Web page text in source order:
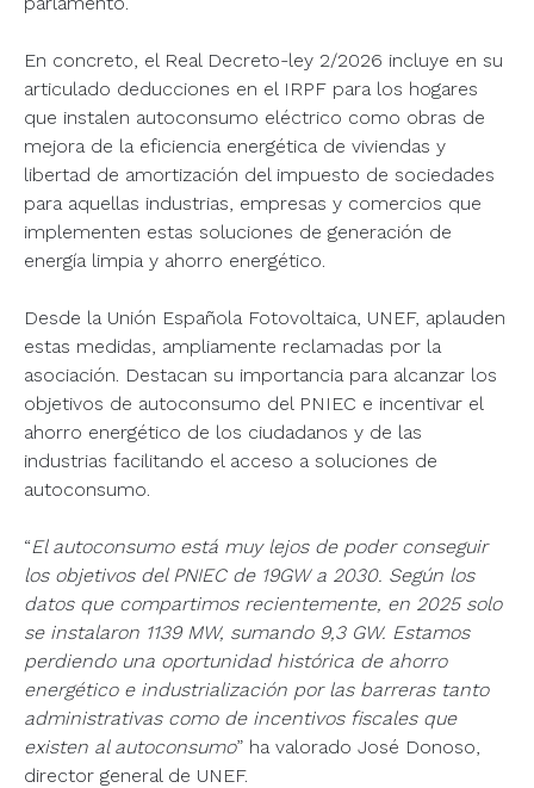
En concreto, el Real Decreto-ley 2/2026 incluye en su
articulado deducciones en el IRPF para los hogares
que instalen autoconsumo eléctrico como obras de
mejora de la eficiencia energética de viviendas y
libertad de amortización del impuesto de sociedades
para aquellas industrias, empresas y comercios que
implementen estas soluciones de generación de
energía limpia y ahorro energético.
Desde la Unión Española Fotovoltaica, UNEF, aplauden
estas medidas, ampliamente reclamadas por la
asociación. Destacan su importancia para alcanzar los
objetivos de autoconsumo del PNIEC e incentivar el
ahorro energético de los ciudadanos y de las
industrias facilitando el acceso a soluciones de
autoconsumo.
“El autoconsumo está muy lejos de poder conseguir
los objetivos del PNIEC de 19GW a 2030. Según los
datos que compartimos recientemente, en 2025 solo
se instalaron 1139 MW, sumando 9,3 GW. Estamos
perdiendo una oportunidad histórica de ahorro
energético e industrialización por las barreras tanto
administrativas como de incentivos fiscales que
existen al autoconsumo” ha valorado José Donoso,
director general de UNEF.